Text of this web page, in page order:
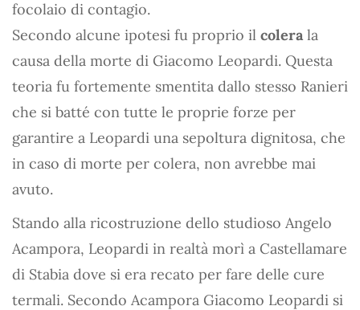
focolaio di contagio.
Secondo alcune ipotesi fu proprio il colera la
causa della morte di Giacomo Leopardi. Questa
teoria fu fortemente smentita dallo stesso Ranieri
che si batté con tutte le proprie forze per
garantire a Leopardi una sepoltura dignitosa, che
in caso di morte per colera, non avrebbe mai
avuto.
Stando alla ricostruzione dello studioso Angelo
Acampora, Leopardi in realtà morì a Castellamare
di Stabia dove si era recato per fare delle cure
termali. Secondo Acampora Giacomo Leopardi si